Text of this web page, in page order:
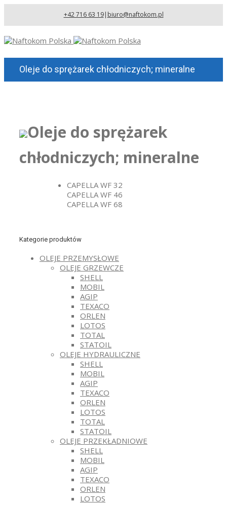
+42 716 63 19| biuro@naftokom.pl
Oleje do sprężarek chłodniczych; mineralne
Oleje do sprężarek
chłodniczych; mineralne
CAPELLA WF 32
CAPELLA WF 46
CAPELLA WF 68
Kategorie produktów
OLEJE PRZEMYSŁOWE
OLEJE GRZEWCZE
SHELL
MOBIL
AGIP
TEXACO
ORLEN
LOTOS
TOTAL
STATOIL
OLEJE HYDRAULICZNE
SHELL
MOBIL
AGIP
TEXACO
ORLEN
LOTOS
TOTAL
STATOIL
OLEJE PRZEKŁADNIOWE
SHELL
MOBIL
AGIP
TEXACO
ORLEN
LOTOS